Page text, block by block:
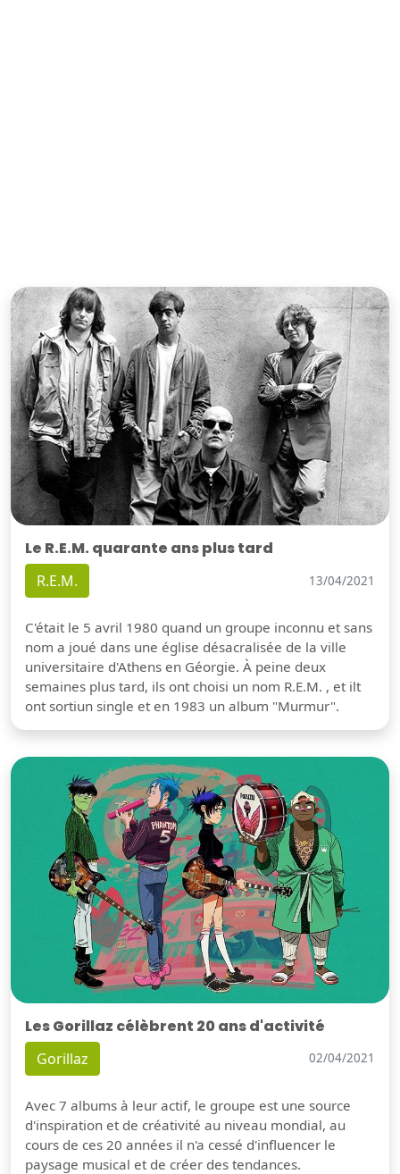
Le R.E.M. quarante ans plus tard
R.E.M. 13/04/2021
C'était le 5 avril 1980 quand un groupe inconnu et sans
nom a joué dans une église désacralisée de la ville
universitaire d'Athens en Géorgie. À peine deux
semaines plus tard, ils ont choisi un nom R.E.M. , et ilt
ont sortiun single et en 1983 un album "Murmur".
Les Gorillaz célèbrent 20 ans d'activité
Gorillaz 02/04/2021
Avec 7 albums à leur actif, le groupe est une source
d'inspiration et de créativité au niveau mondial, au
cours de ces 20 années il n'a cessé d'influencer le
paysage musical et de créer des tendances.